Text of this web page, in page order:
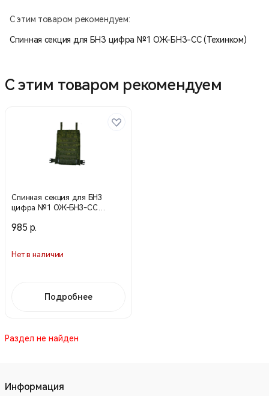
С этим товаром рекомендуем:
Спинная секция для БНЗ цифра №1 ОЖ-БНЗ-СС (Техинком)
С этим товаром рекомендуем
Спинная секция для БНЗ
цифра №1 ОЖ-БНЗ-СС
985 р.
Нет в наличии
Подробнее
Раздел не найден
Информация